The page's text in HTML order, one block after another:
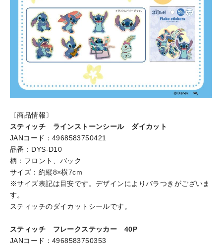
〔商品情報〕
スティッチ ラインストーンシール ダイカット
JANコード：4968583750421
品番：DYS-D10
柄：フロント、バック
サイズ：約縦8×横7cm
※サイズ表記は目安です。デザインによりバラつきがございま
す。
スティッチのダイカットシールです。
スティッチ フレークステッカー 40P
JANコード：4968583750353